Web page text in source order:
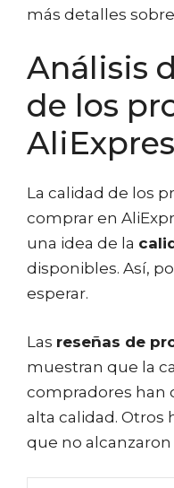
más detalles
Análisis
de los
La calidad de los
comprar en
una idea de la
disponibles. Así,
esperar.
Las reseñas de
muestran que la
compradores han
alta calidad. Otros
que no